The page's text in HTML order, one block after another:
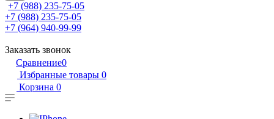
+7 (988) 235-75-05
+7 (988) 235-75-05
+7 (964) 940-99-99
Заказать звонок
Сравнение0
Избранные товары 0
Корзина 0